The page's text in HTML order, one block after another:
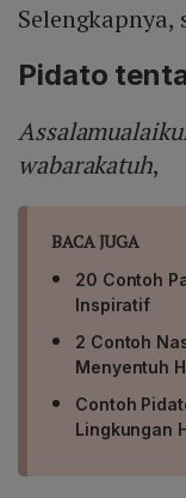
Pidato
wabarakatuh,
BACA JUGA
20 Contoh
Inspiratif
2 Contoh
Menyentuh
Contoh
Lingkungan